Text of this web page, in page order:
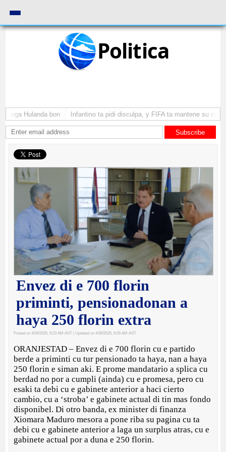
Politica
yega Hulanda bon Infantino ta pidi disculpa, y FIFA ta mantene su como
Subscribe
Envez di e 700 florin
priminti, pensionadonan a
haya 250 florin extra
Posted on 4/30/2025, 9:23 AM AST | Updated on 4/30/2025, 9:26 AM AST
ORANJESTAD – Envez di e 700 florin cu e partido
berde a priminti cu tur pensionado ta haya, nan a haya
250 florin e siman aki. E prome mandatario a splica cu
berdad no por a cumpli (ainda) cu e promesa, pero cu
esaki ta debi cu e gabinete anterior a haci cierto
cambio, cu a ‘stroba’ e gabinete actual di tin mas fondo
disponibel. Di otro banda, ex minister di finanza
Xiomara Maduro mesora a pone riba su pagina cu ta
debi cu e gabinete anterior a laga un surplus atras, cu e
gabinete actual por a duna e 250 florin.